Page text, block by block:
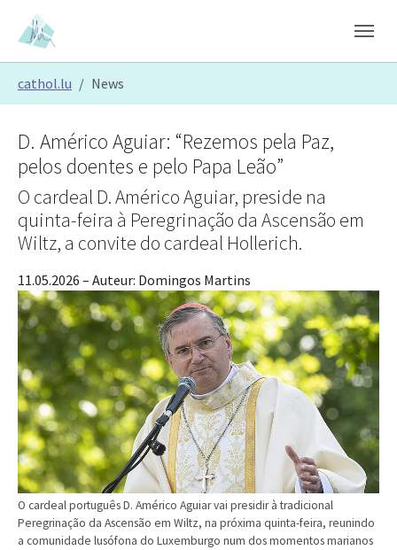
Skip to main content
Skip to page footer
cathol.lu News
O cardeal português D. Américo Aguiar vai presidir à tradicional
Peregrinação da Ascensão em Wiltz, na próxima quinta-feira, reunindo
a comunidade lusófona do Luxemburgo num dos momentos marianos
D. Américo Aguiar: “Rezemos pela Paz,
pelos doentes e pelo Papa Leão”
O cardeal D. Américo Aguiar, preside na
quinta-feira à Peregrinação da Ascensão em
Wiltz, a convite do cardeal Hollerich.
11.05.2026 – Auteur: Domingos Martins